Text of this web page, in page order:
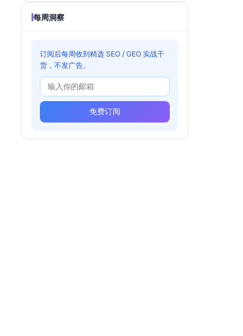
每周洞察
订阅后每周收到精选 SEO / GEO 实战干
货，不发广告。
免费订阅